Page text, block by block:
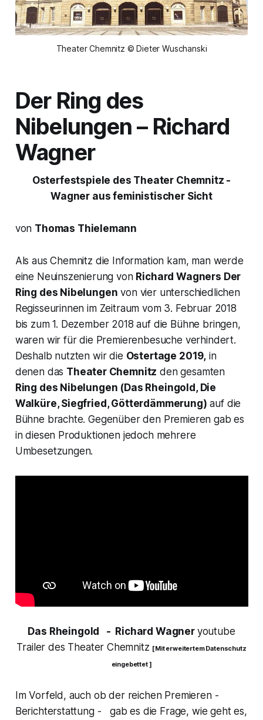
Theater Chemnitz © Dieter Wuschanski
Der Ring des
Nibelungen – Richard
Wagner
Osterfestspiele des Theater Chemnitz -
Wagner aus feministischer Sicht
von Thomas Thielemann
Als aus Chemnitz die Information kam, man werde
eine Neuinszenierung von Richard Wagners Der
Ring des Nibelungen von vier unterschiedlichen
Regisseurinnen im Zeitraum vom 3. Februar 2018
bis zum 1. Dezember 2018 auf die Bühne bringen,
waren wir für die Premierenbesuche verhindert.
Deshalb nutzten wir die Ostertage 2019, in
denen das Theater Chemnitz den gesamten
Ring des Nibelungen (Das Rheingold, Die
Walküre, Siegfried, Götterdämmerung) auf die
Bühne brachte. Gegenüber den Premieren gab es
in diesen Produktionen jedoch mehrere
Umbesetzungen.
Das Rheingold - Richard Wagner youtube
Trailer des Theater Chemnitz [ Mit erweitertem Datenschutz
eingebettet ]
Im Vorfeld, auch ob der reichen Premieren -
Berichterstattung - gab es die Frage, wie geht es,